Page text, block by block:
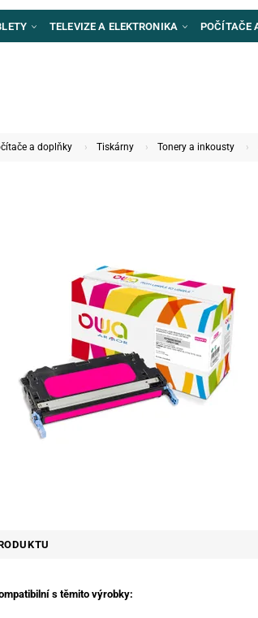
TELEVIZE A ELEKTRONIKA POČÍTAČE
a doplňky Tiskárny Tonery a inkousty
s těmito výrobky: